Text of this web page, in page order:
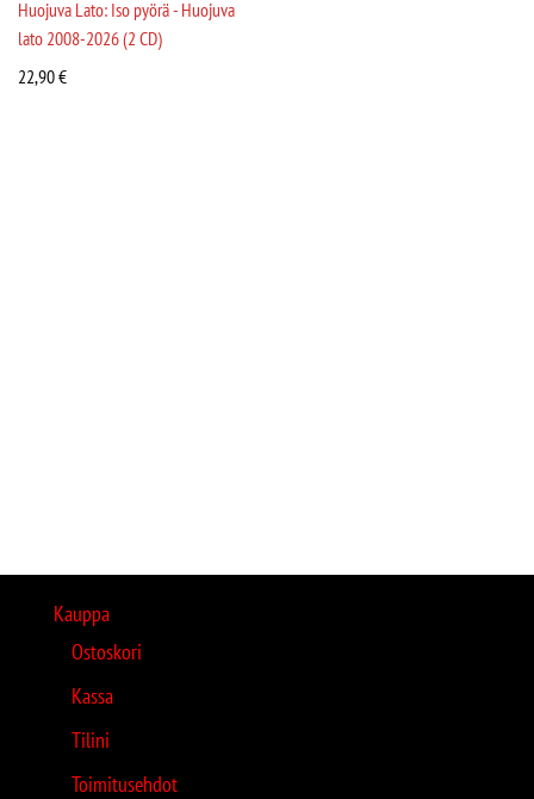
Huojuva Lato: Iso pyörä - Huojuva
lato 2008-2026 (2 CD)
22,90€
Kauppa
Ostoskori
Kassa
Tilini
Toimitusehdot